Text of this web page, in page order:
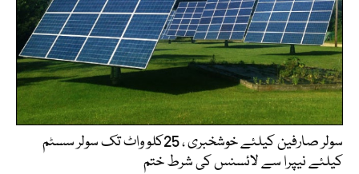
سولر صارفین کیلئے خوشخبری ، 25کلو واٹ تک سولر سسٹم
کیلئے نیپرا سے لائسنس کی شرط ختم